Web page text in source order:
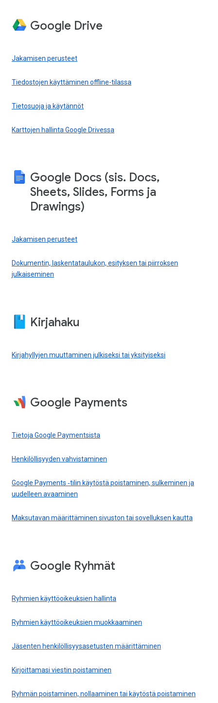
Google Drive
Jakamisen perusteet
Tiedostojen käyttäminen offline-tilassa
Tietosuoja ja käytännöt
Karttojen hallinta Google Drivessa
Google Docs (sis. Docs,
Sheets, Slides, Forms ja
Drawings)
Jakamisen perusteet
Dokumentin, laskentataulukon, esityksen tai piirroksen
julkaiseminen
Kirjahaku
Kirjahyllyjen muuttaminen julkiseksi tai yksityiseksi
Google Payments
Tietoja Google Paymentsista
Henkilöllisyyden vahvistaminen
Google Payments ‑tilin käytöstä poistaminen, sulkeminen ja
uudelleen avaaminen
Maksutavan määrittäminen sivuston tai sovelluksen kautta
Google Ryhmät
Ryhmien käyttöoikeuksien hallinta
Ryhmien käyttöoikeuksien muokkaaminen
Jäsenten henkilöllisyysasetusten määrittäminen
Kirjoittamasi viestin poistaminen
Ryhmän poistaminen, nollaaminen tai käytöstä poistaminen